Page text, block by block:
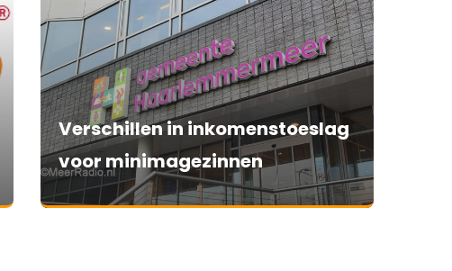
Verschillen in inkomenstoeslag
voor minimagezinnen